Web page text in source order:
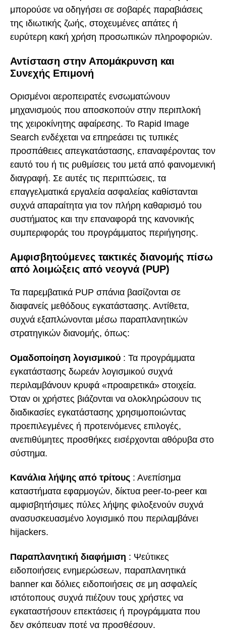
μπορούσε να οδηγήσει σε σοβαρές παραβιάσεις
της ιδιωτικής ζωής, στοχευμένες απάτες ή
ευρύτερη κακή χρήση προσωπικών πληροφοριών.
Αντίσταση στην Απομάκρυνση και
Συνεχής Επιμονή
Ορισμένοι αεροπειρατές ενσωματώνουν
μηχανισμούς που αποσκοπούν στην περιπλοκή
της χειροκίνητης αφαίρεσης. Το Rapid Image
Search ενδέχεται να επηρεάσει τις τυπικές
προσπάθειες απεγκατάστασης, επαναφέροντας τον
εαυτό του ή τις ρυθμίσεις του μετά από φαινομενική
διαγραφή. Σε αυτές τις περιπτώσεις, τα
επαγγελματικά εργαλεία ασφαλείας καθίστανται
συχνά απαραίτητα για τον πλήρη καθαρισμό του
συστήματος και την επαναφορά της κανονικής
συμπεριφοράς του προγράμματος περιήγησης.
Αμφισβητούμενες τακτικές διανομής πίσω
από λοιμώξεις από νεογνά (PUP)
Τα παρεμβατικά PUP σπάνια βασίζονται σε
διαφανείς μεθόδους εγκατάστασης. Αντίθετα,
συχνά εξαπλώνονται μέσω παραπλανητικών
στρατηγικών διανομής, όπως:
Ομαδοποίηση λογισμικού : Τα προγράμματα
εγκατάστασης δωρεάν λογισμικού συχνά
περιλαμβάνουν κρυφά «προαιρετικά» στοιχεία.
Όταν οι χρήστες βιάζονται να ολοκληρώσουν τις
διαδικασίες εγκατάστασης χρησιμοποιώντας
προεπιλεγμένες ή προτεινόμενες επιλογές,
ανεπιθύμητες προσθήκες εισέρχονται αθόρυβα στο
σύστημα.
Κανάλια λήψης από τρίτους : Ανεπίσημα
καταστήματα εφαρμογών, δίκτυα peer-to-peer και
αμφισβητήσιμες πύλες λήψης φιλοξενούν συχνά
ανασυσκευασμένο λογισμικό που περιλαμβάνει
hijackers.
Παραπλανητική διαφήμιση : Ψεύτικες
ειδοποιήσεις ενημερώσεων, παραπλανητικά
banner και δόλιες ειδοποιήσεις σε μη ασφαλείς
ιστότοπους συχνά πιέζουν τους χρήστες να
εγκαταστήσουν επεκτάσεις ή προγράμματα που
δεν σκόπευαν ποτέ να προσθέσουν.